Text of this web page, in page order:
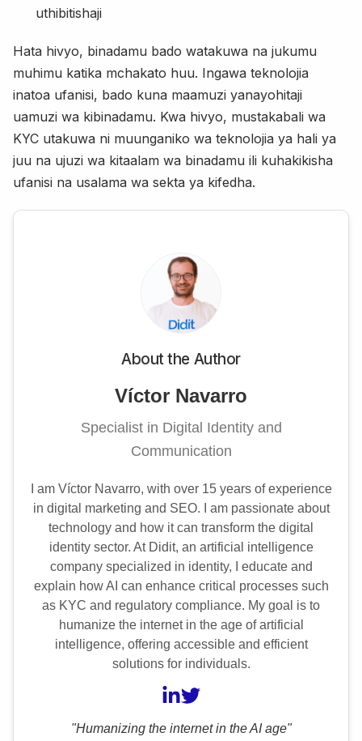
uthibitishaji
Hata hivyo, binadamu bado watakuwa na jukumu
muhimu katika mchakato huu. Ingawa teknolojia
inatoa ufanisi, bado kuna maamuzi yanayohitaji
uamuzi wa kibinadamu. Kwa hivyo, mustakabali wa
KYC utakuwa ni muunganiko wa teknolojia ya hali ya
juu na ujuzi wa kitaalam wa binadamu ili kuhakikisha
ufanisi na usalama wa sekta ya kifedha.
About the Author
Víctor Navarro
Specialist in Digital Identity and
Communication
I am Víctor Navarro, with over 15 years of experience
in digital marketing and SEO. I am passionate about
technology and how it can transform the digital
identity sector. At Didit, an artificial intelligence
company specialized in identity, I educate and
explain how AI can enhance critical processes such
as KYC and regulatory compliance. My goal is to
humanize the internet in the age of artificial
intelligence, offering accessible and efficient
solutions for individuals.
"Humanizing the internet in the AI age"